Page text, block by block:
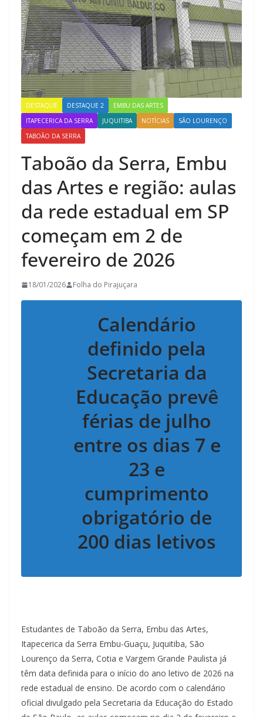
DESTAQUE DESTAQUE 2
EMBU DAS ARTES
ITAPECERICA DA SERRA
JUQUITIBA NOTÍCIAS
SÃO LOURENÇO
TABOÃO DA SERRA
Taboão da Serra, Embu
das Artes e região: aulas
da rede estadual em SP
começam em 2 de
fevereiro de 2026
18/01/2026 Folha do Pirajuçara
Calendário
definido pela
Secretaria da
Educação prevê
férias de julho
entre os dias 7 e
23 e
cumprimento
obrigatório de
200 dias letivos
Estudantes de Taboão da Serra, Embu das Artes,
Itapecerica da Serra Embu-Guaçu, Juquitiba, São
Lourenço da Serra, Cotia e Vargem Grande Paulista já
têm data definida para o início do ano letivo de 2026 na
rede estadual de ensino. De acordo com o calendário
oficial divulgado pela Secretaria da Educação do Estado